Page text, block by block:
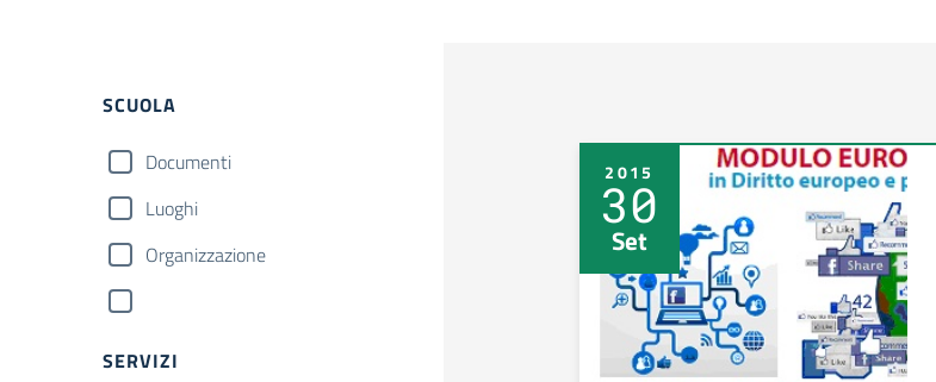
SCUOLA
Documenti
Luoghi
Organizzazione
SERVIZI
2015
30
Set